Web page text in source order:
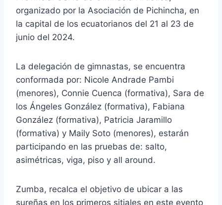
organizado por la Asociación de Pichincha, en
la capital de los ecuatorianos del 21 al 23 de
junio del 2024.
La delegación de gimnastas, se encuentra
conformada por: Nicole Andrade Pambi
(menores), Connie Cuenca (formativa), Sara de
los Ángeles González (formativa), Fabiana
González (formativa), Patricia Jaramillo
(formativa) y Maily Soto (menores), estarán
participando en las pruebas de: salto,
asimétricas, viga, piso y all around.
Zumba, recalca el objetivo de ubicar a las
sureñas en los primeros sitiales en este evento